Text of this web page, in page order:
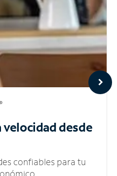
velocidaddesde
confiables para tu